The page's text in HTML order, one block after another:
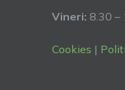
Vineri: 8.30 –
Cookies |